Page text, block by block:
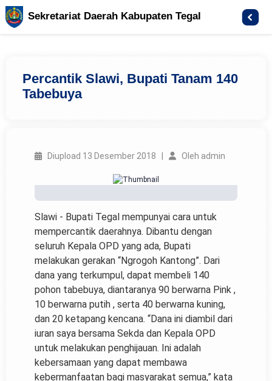
Sekretariat Daerah Kabupaten Tegal
Percantik Slawi, Bupati Tanam 140
Tabebuya
Diupload 13 Desember 2018 | Oleh admin
Slawi - Bupati Tegal mempunyai cara untuk
mempercantik daerahnya. Dibantu dengan
seluruh Kepala OPD yang ada, Bupati
melakukan gerakan “Ngrogoh Kantong”. Dari
dana yang terkumpul, dapat membeli 140
pohon tabebuya, diantaranya 90 berwarna Pink ,
10 berwarna putih , serta 40 berwarna kuning,
dan 20 ketapang kencana. “Dana ini diambil dari
iuran saya bersama Sekda dan Kepala OPD
untuk melakukan penghijauan. Ini adalah
kebersamaan yang dapat membawa
kebermanfaatan bagi masyarakat semua,” kata